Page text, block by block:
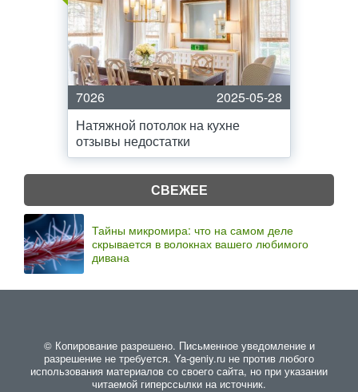
7026
2025-05-28
Натяжной потолок на кухне
отзывы недостатки
СВЕЖЕЕ
Тайны микромира: что на самом деле
скрывается в волокнах вашего любимого
дивана
© Копирование разрешено. Письменное уведомление и
разрешение не требуется. Ya-geniy.ru не против любого
использования материалов со своего сайта, но при указании
читаемой гиперссылки на источник.